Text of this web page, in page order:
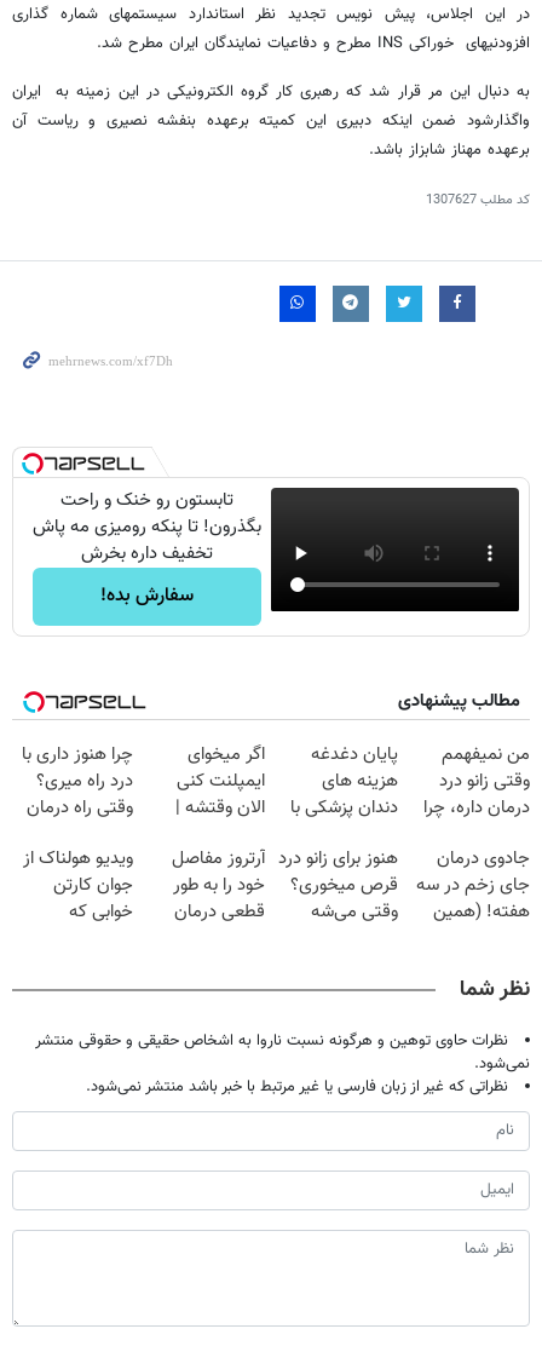
در این اجلاس، پیش نویس تجدید نظر استاندارد سیستمهای شماره گذاری
افزودنیهای خوراکی INS مطرح و دفاعیات نمایندگان ایران مطرح شد.
به دنبال این مر قرار شد که رهبری کار گروه الکترونیکی در این زمینه به ایران
واگذارشود ضمن اینکه دبیری این کمیته برعهده بنفشه نصیری و ریاست آن
برعهده مهناز شابزاز باشد.
کد مطلب1307627
تابستون رو خنک و راحت
بگذرون! تا پنکه رومیزی مه پاش
تخفیف داره بخرش
سفارش بده!
مطالب پیشنهادی
من نمیفهمم
وقتی زانو درد
درمان داره، چرا
تحمل میکنی؟❗
پایان دغدغه
هزینه های
دندان پزشکی با
خانگی
اگر میخوای
ایمپلنت کنی
الان وقتشه |
میلیون تومان!!!
چرا هنوز داری با
درد راه میری؟
وقتی راه درمان
جادوی درمان
جای زخم در سه
هفته! (همین
هنوز برای زانو درد
قرص میخوری؟
وقتی می‌شه
آرتروز مفاصل
خود را به طور
قطعی درمان
ویدیو هولناک از
جوان کارتن
خوابی که
نظر شما
نظرات حاوی توهین و هرگونه نسبت ناروا به اشخاص حقیقی و حقوقی منتشر
نمی‌شود.
نظراتی که غیر از زبان فارسی یا غیر مرتبط با خبر باشد منتشر نمی‌شود.